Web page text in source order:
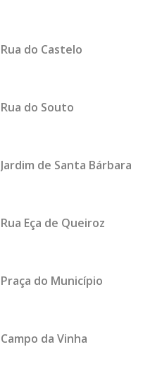
Rua do Castelo
Rua do Souto
Jardim de Santa Bárbara
Rua Eça de Queiroz
Praça do Município
Campo da Vinha